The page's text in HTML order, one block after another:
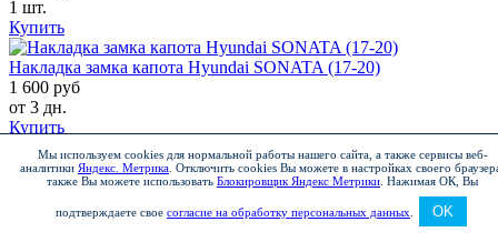
1 шт.
Купить
Накладка замка капота Hyundai SONATA (17-20)
1 600 руб
от 3 дн.
Купить
Крышка багажника Hyundai SONATA (17-20)
22 100 руб
от 3 дн.
Мы используем cookies для нормальной работы нашего сайта, а также сервисы веб-
аналитики Яндекс. Метрика Отключить cookies Вы можете в настройках своего
также Вы можете использовать Блокировщик Яндекс Метрики Нажимая ОК, Вы
подтверждаете свое согласие на обработку персональных данных OK